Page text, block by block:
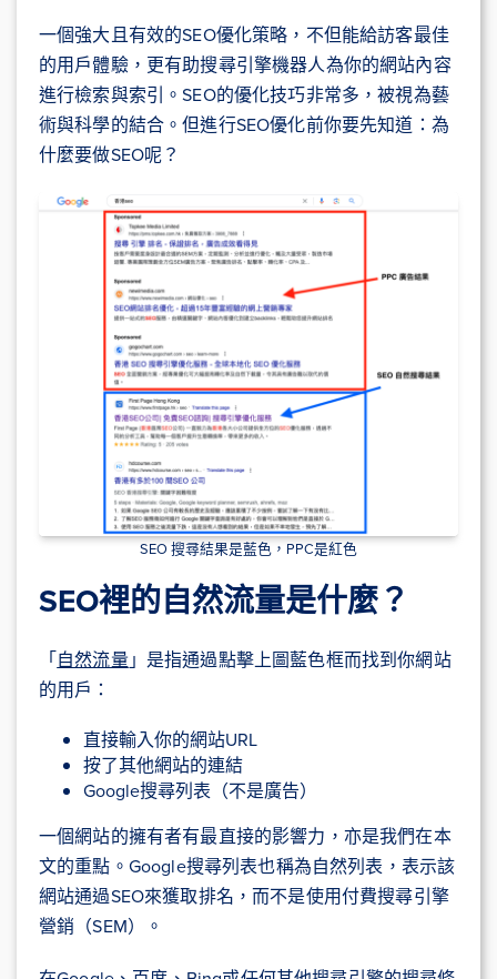
一個強大且有效的SEO優化策略，不但能給訪客最佳
的用戶體驗，更有助搜尋引擎機器人為你的網站內容
進行檢索與索引。SEO的優化技巧非常多，被視為藝
術與科學的結合。但進行SEO優化前你要先知道：為
什麼要做SEO呢？
SEO 搜尋結果是藍色，PPC是紅色
SEO裡的自然流量是什麼？
「自然流量」是指通過點擊上圖藍色框而找到你網站
的用戶：
直接輸入你的網站URL
按了其他網站的連結
Google搜尋列表（不是廣告）
一個網站的擁有者有最直接的影響力，亦是我們在本
文的重點。Google搜尋列表也稱為自然列表，表示該
網站通過SEO來獲取排名，而不是使用付費搜尋引擎
營銷（SEM）。